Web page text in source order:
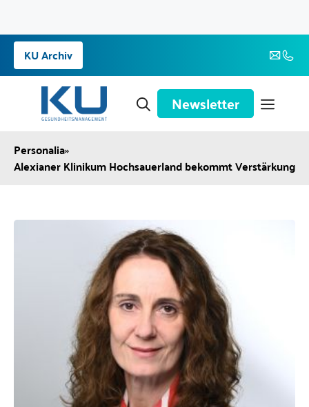
Zum
Inhalt
springen
KU Archiv
Newsletter
Personalia»
Alexianer Klinikum Hochsauerland bekommt Verstärkung